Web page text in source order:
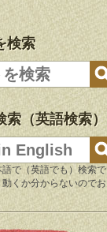
検索
索（英語検索）
で（英語でも）検索で
くか分からないのでお